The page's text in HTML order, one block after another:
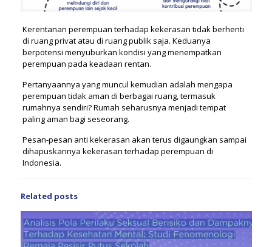
Kerentanan perempuan terhadap kekerasan tidak berhenti
di ruang privat atau di ruang publik saja. Keduanya
berpotensi menyuburkan kondisi yang menempatkan
perempuan pada keadaan rentan.
Pertanyaannya yang muncul kemudian adalah mengapa
perempuan tidak aman di berbagai ruang, termasuk
rumahnya sendiri? ‪Rumah seharusnya menjadi tempat
paling aman bagi seseorang.‬
Pesan-pesan anti kekerasan akan terus digaungkan sampai
dihapuskannya kekerasan terhadap perempuan di
Indonesia.
Related posts